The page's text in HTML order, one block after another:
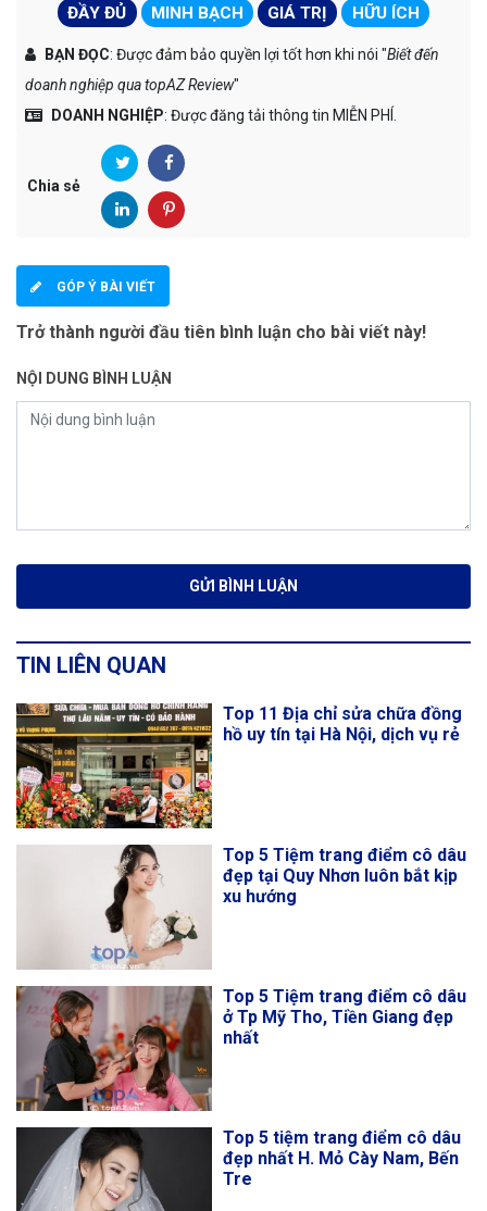
ĐẦY ĐỦ MINH BẠCH GIÁ TRỊ HỮU ÍCH
BẠN ĐỌC: Được đảm bảo quyền lợi tốt hơn khi nói "Biết đến
doanh nghiệp qua topAZ Review"
DOANH NGHIỆP: Được đăng tải thông tin MIỄN PHÍ.
Chia sẻ
GÓP Ý BÀI VIẾT
Trở thành người đầu tiên bình luận cho bài viết này!
NỘI DUNG BÌNH LUẬN
TIN LIÊN QUAN
Top 11 Địa chỉ sửa chữa đồng
hồ uy tín tại Hà Nội, dịch vụ rẻ
Top 5 Tiệm trang điểm cô dâu
đẹp tại Quy Nhơn luôn bắt kịp
xu hướng
Top 5 Tiệm trang điểm cô dâu
ở Tp Mỹ Tho, Tiền Giang đẹp
nhất
Top 5 tiệm trang điểm cô dâu
đẹp nhất H. Mỏ Cày Nam, Bến
Tre